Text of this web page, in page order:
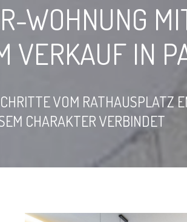
WOHNUNG
VERKAUF IN
VOM RATHAUSPLATZ
CHARAKTER VERBINDET